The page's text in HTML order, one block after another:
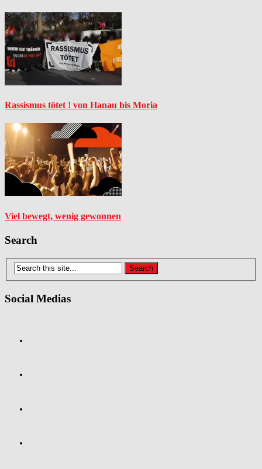
Rassismus tötet ! von Hanau bis Moria
Viel bewegt, wenig gewonnen
Search
Social Medias